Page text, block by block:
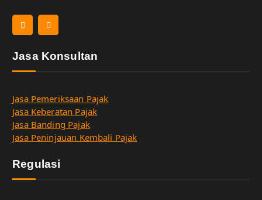
Jasa Konsultan
Jasa Pemeriksaan Pajak
Jasa Keberatan Pajak
Jasa Banding Pajak
Jasa Peninjauan Kembali Pajak
Regulasi